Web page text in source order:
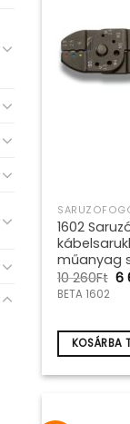
1602
műanyag
10 260Ft 6
BETA 1602
KOSÁRBA